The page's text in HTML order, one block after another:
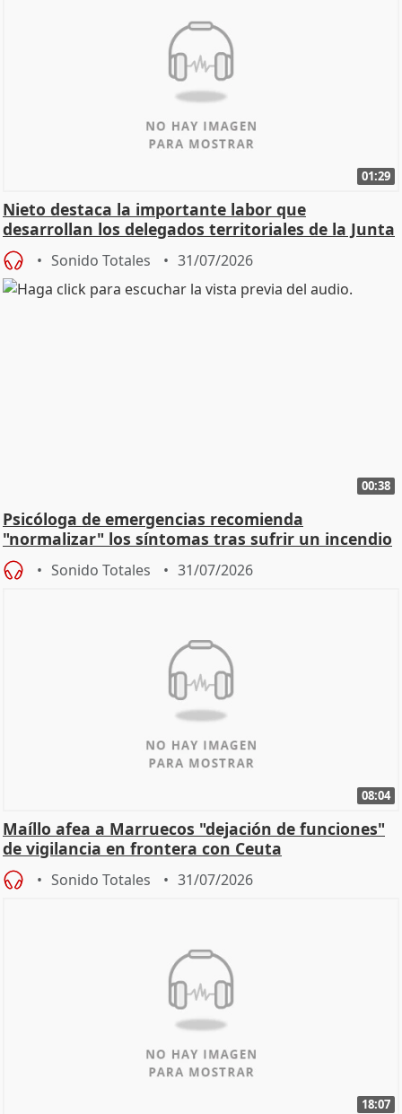
01:29
Nieto destaca la importante labor que
desarrollan los delegados territoriales de la Junta
Sonido Totales 31/07/2026
00:38
Psicóloga de emergencias recomienda
"normalizar" los síntomas tras sufrir un incendio
Sonido Totales 31/07/2026
08:04
Maíllo afea a Marruecos "dejación de funciones"
de vigilancia en frontera con Ceuta
Sonido Totales 31/07/2026
18:07